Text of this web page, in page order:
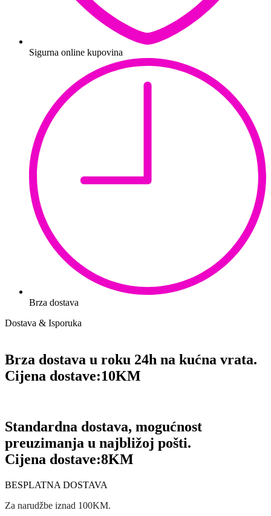
Sigurna online kupovina
Brza dostava
Dostava & Isporuka
Brza dostava u roku 24h na kućna vrata.
Cijena dostave:10KM
Standardna dostava, mogućnost
preuzimanja u najbližoj pošti.
Cijena dostave:8KM
BESPLATNA DOSTAVA
Za narudžbe iznad 100KM.